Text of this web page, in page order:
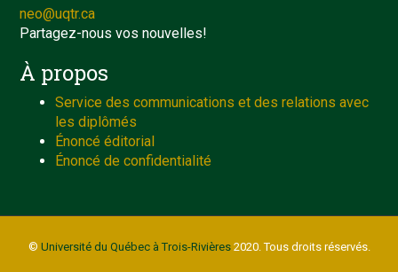
neo@uqtr.ca
Partagez-nous vos nouvelles!
À propos
Service des communications et des relations avec
les diplômés
Énoncé éditorial
Énoncé de confidentialité
© Université du Québec à Trois-Rivières2020. Tous droits réservés.